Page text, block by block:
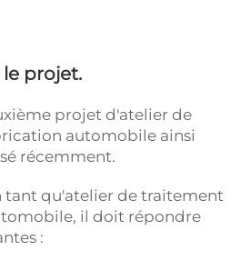
projet.
projet d'atelier de
automobile ainsi
récemment.
tant qu'atelier de traitement
il doit répondre
: